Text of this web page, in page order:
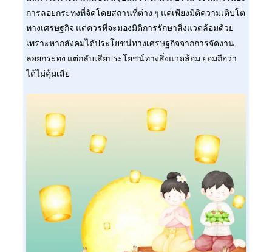
การลอยกระทงที่จัดโดยสถานที่ต่าง ๆ แค่เพียงมิติความเติบโต
ทางเศรษฐกิจ แต่ควรที่จะมองมิติการรักษาสิ่งแวดล้อมด้วย
เพราะหากสังคมได้ประโยชน์ทางเศรษฐกิจจากการจัดงาน
ลอยกระทง แต่กลับเสียประโยชน์ทางสิ่งแวดล้อม ย่อมถือว่า
ได้ไม่คุ้มเสีย